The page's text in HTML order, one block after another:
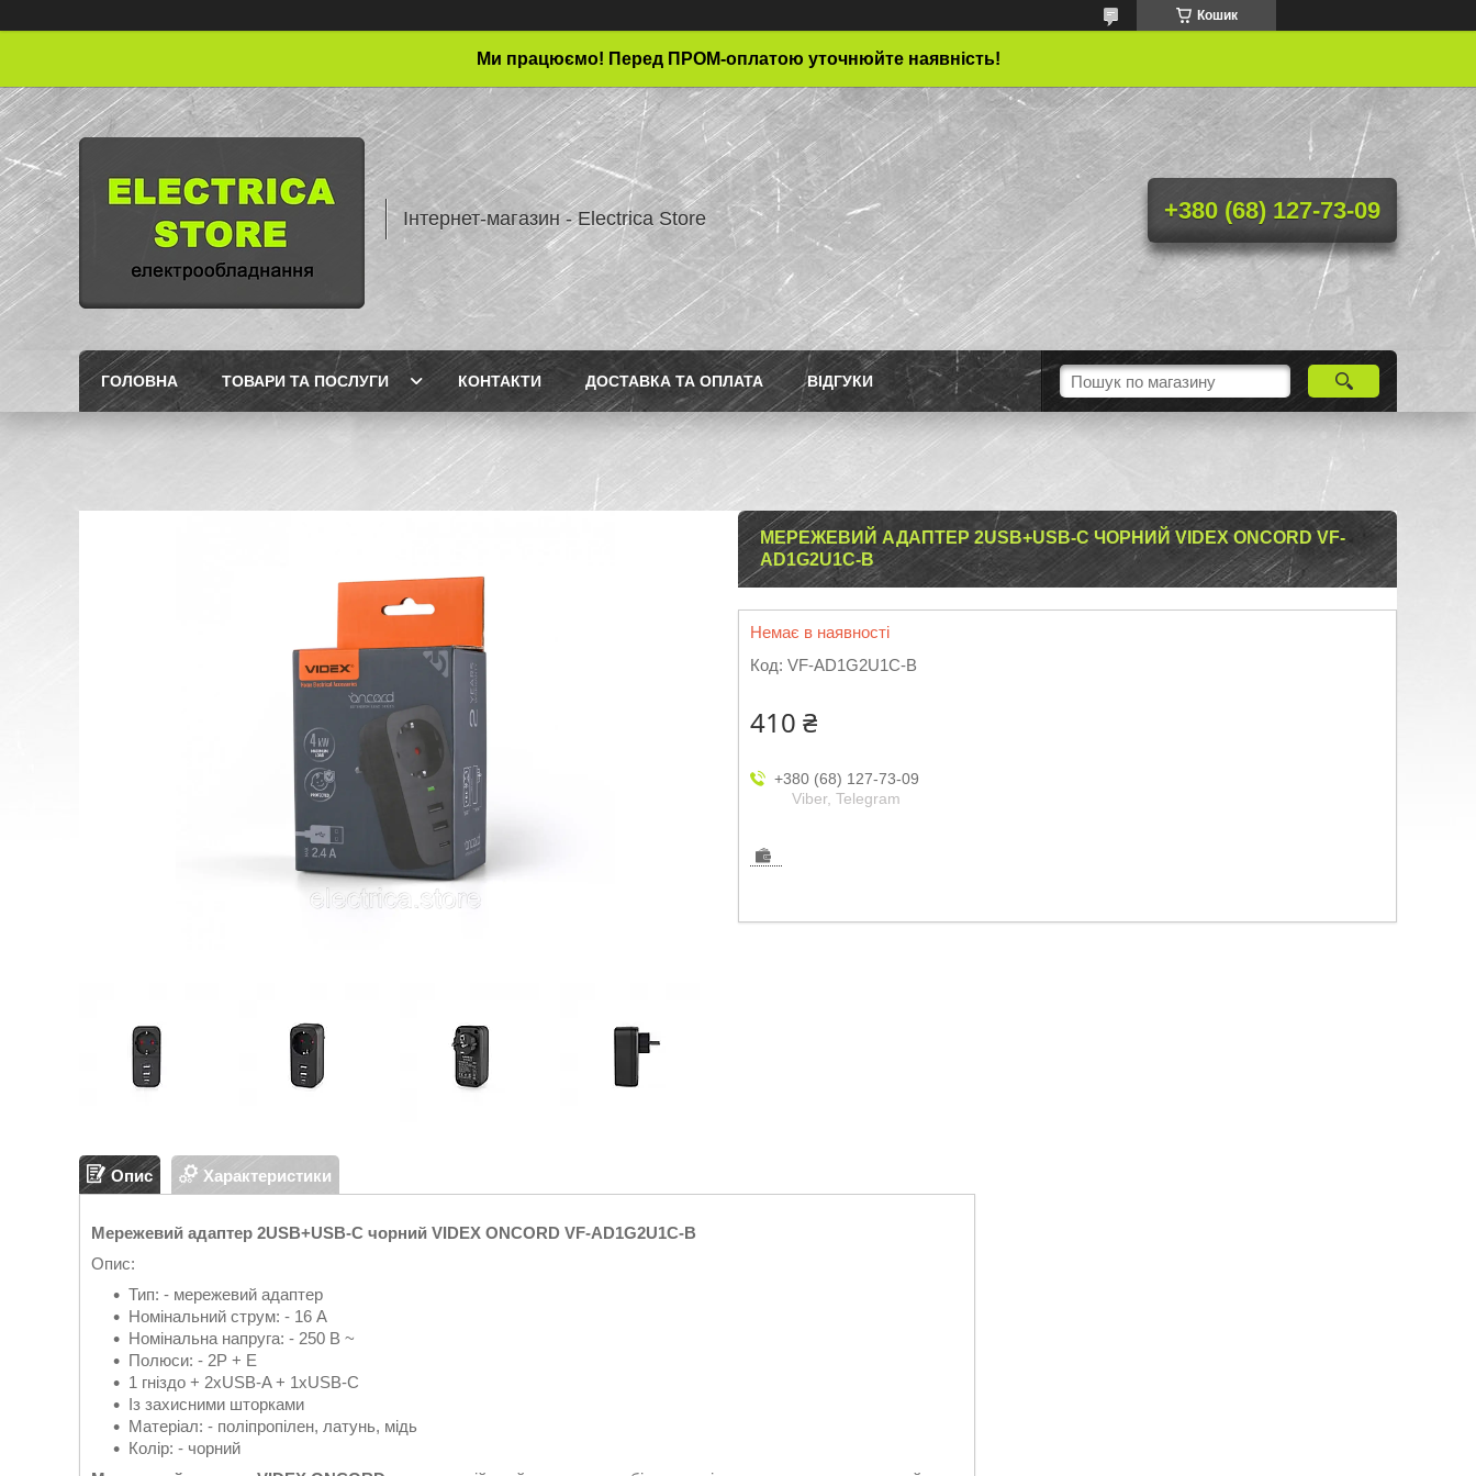
Кошик
Ми працюємо! Перед ПРОМ-оплатою уточнюйте наявність!
Інтернет-магазин - Electrica Store +380 (68) 127-73-09
ГОЛОВНА ТОВАРИ ТА ПОСЛУГИ КОНТАКТИ ДОСТАВКА ТА ОПЛАТА ВІДГУКИ
МЕРЕЖЕВИЙ АДАПТЕР 2USB+USB-C ЧОРНИЙ VIDEX ONCORD VF-
AD1G2U1C-B
Немає в наявності
Код: VF-AD1G2U1C-B
410 ₴
+380 (68) 127-73-09
Viber, Telegram
Опис Характеристики
Мережевий адаптер 2USB+USB-C чорний VIDEX ONCORD VF-AD1G2U1C-B
Опис:
Тип: - мережевий адаптер
Номінальний струм: - 16 А
Номінальна напруга: - 250 В ~
Полюси: - 2P + E
1 гніздо + 2хUSB-A + 1xUSB-C
Із захисними шторками
Матеріал: - поліпропілен, латунь, мідь
Колір: - чорний